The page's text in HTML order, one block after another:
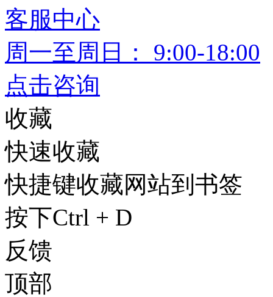
客服中心
周一至周日： 9:00-18:00
点击咨询
收藏
快速收藏
快捷键收藏网站到书签
按下Ctrl + D
反馈
顶部